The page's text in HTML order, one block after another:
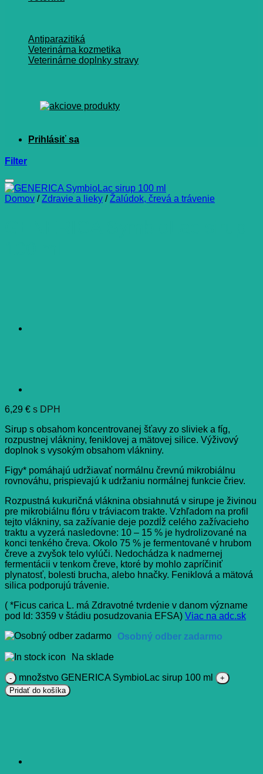
Antiparazitiká
Veterinárna kozmetika
Veterinárne doplnky stravy
Filter
Domov / Zdravie a lieky / Žalúdok, črevá a trávenie
6,29 € s DPH
Sirup s obsahom koncentrovanej šťavy zo sliviek a fíg,
rozpustnej vlákniny, feniklovej a mätovej silice. Výživový
doplnok s vysokým obsahom vlákniny.
Figy* pomáhajú udržiavať normálnu črevnú mikrobiálnu
rovnováhu, prispievajú k udržaniu normálnej funkcie čriev.
Rozpustná kukuričná vláknina obsiahnutá v sirupe je živinou
pre mikrobiálnu flóru v tráviacom trakte. Vzhľadom na profil
tejto vlákniny, sa zažívanie deje pozdĺž celého zažívacieho
traktu a vyzerá nasledovne: 10 – 15 % je hydrolizované na
konci tenkého čreva. Okolo 75 % je fermentované v hrubom
čreve a zvyšok telo vylúči. Nedochádza k nadmernej
fermentácii v tenkom čreve, ktoré by mohlo zapríčiniť
plynatosť, bolesti brucha, alebo hnačky. Feniklová a mätová
silica podporujú trávenie.
( *Ficus carica L. má Zdravotné tvrdenie v danom význame
pod Id: 3359 v štádiu posudzovania EFSA) Viac na adc.sk
Osobný odber zadarmo
Na sklade
množstvo GENERICA SymbioLac sirup 100 ml
Pridať do košíka